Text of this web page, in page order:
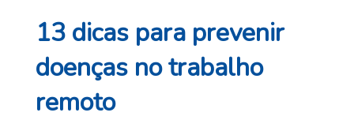
13 dicas para prevenir
doenças no trabalho
remoto